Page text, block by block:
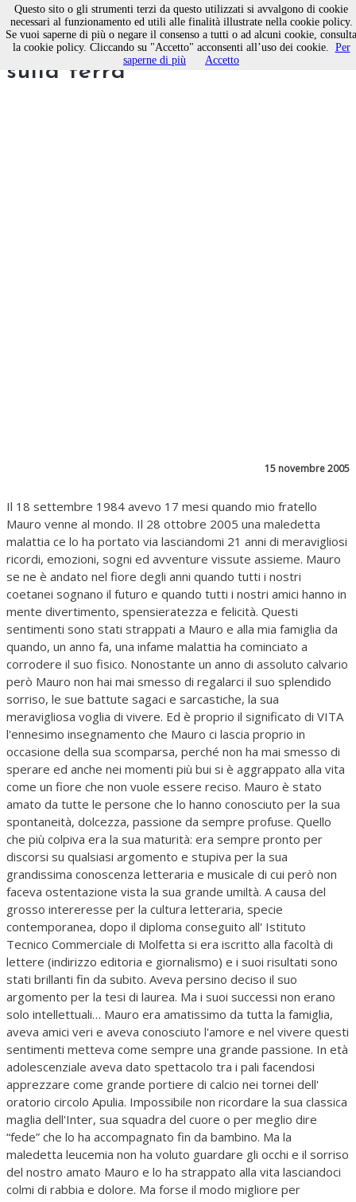
Mauro Gagliardi: angelo
sulla terra
15 novembre 2005
Il 18 settembre 1984 avevo 17 mesi quando mio fratello
Mauro venne al mondo. Il 28 ottobre 2005 una maledetta
malattia ce lo ha portato via lasciandomi 21 anni di meravigliosi
ricordi, emozioni, sogni ed avventure vissute assieme. Mauro
se ne è andato nel fiore degli anni quando tutti i nostri
coetanei sognano il futuro e quando tutti i nostri amici hanno in
mente divertimento, spensieratezza e felicità. Questi
sentimenti sono stati strappati a Mauro e alla mia famiglia da
quando, un anno fa, una infame malattia ha cominciato a
corrodere il suo fisico. Nonostante un anno di assoluto calvario
però Mauro non hai mai smesso di regalarci il suo splendido
sorriso, le sue battute sagaci e sarcastiche, la sua
meravigliosa voglia di vivere. Ed è proprio il significato di VITA
l'ennesimo insegnamento che Mauro ci lascia proprio in
occasione della sua scomparsa, perché non ha mai smesso di
sperare ed anche nei momenti più bui si è aggrappato alla vita
come un fiore che non vuole essere reciso. Mauro è stato
amato da tutte le persone che lo hanno conosciuto per la sua
spontaneità, dolcezza, passione da sempre profuse. Quello
che più colpiva era la sua maturità: era sempre pronto per
discorsi su qualsiasi argomento e stupiva per la sua
grandissima conoscenza letteraria e musicale di cui però non
faceva ostentazione vista la sua grande umiltà. A causa del
grosso intereresse per la cultura letteraria, specie
contemporanea, dopo il diploma conseguito all' Istituto
Tecnico Commerciale di Molfetta si era iscritto alla facoltà di
lettere (indirizzo editoria e giornalismo) e i suoi risultati sono
stati brillanti fin da subito. Aveva persino deciso il suo
argomento per la tesi di laurea. Ma i suoi successi non erano
solo intellettuali… Mauro era amatissimo da tutta la famiglia,
aveva amici veri e aveva conosciuto l'amore e nel vivere questi
sentimenti metteva come sempre una grande passione. In età
adolescenziale aveva dato spettacolo tra i pali facendosi
apprezzare come grande portiere di calcio nei tornei dell'
oratorio circolo Apulia. Impossibile non ricordare la sua classica
maglia dell'Inter, sua squadra del cuore o per meglio dire
“fede” che lo ha accompagnato fin da bambino. Ma la
maledetta leucemia non ha voluto guardare gli occhi e il sorriso
del nostro amato Mauro e lo ha strappato alla vita lasciandoci
colmi di rabbia e dolore. Ma forse il modo migliore per
Questo sito o gli strumenti terzi da questo utilizzati si avvalgono di cookie
necessari al funzionamento ed utili alle finalità illustrate nella cookie policy.
Se vuoi saperne di più o negare il consenso a tutti o ad alcuni cookie, consulta
la cookie policy. Cliccando su "Accetto" acconsenti all’uso dei cookie. Per
saperne di più
Accetto